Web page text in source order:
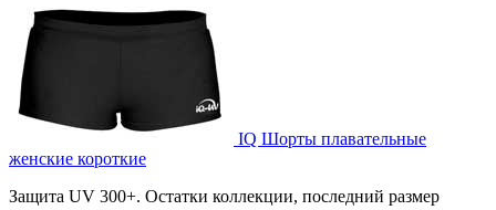
IQ Шорты плавательные
женские короткие
Защита UV 300+. Остатки коллекции, последний размер